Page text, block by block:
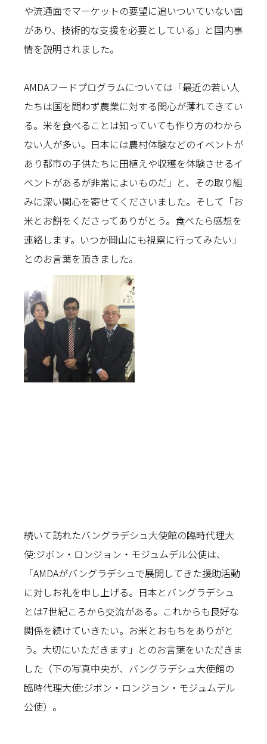
や流通面でマーケットの要望に追いついていない面
があり、技術的な支援を必要としている」と国内事
情を説明されました。
AMDAフードプログラムについては「最近の若い人
たちは国を問わず農業に対する関心が薄れてきてい
る。米を食べることは知っていても作り方のわから
ない人が多い。日本には農村体験などのイベントが
あり都市の子供たちに田植えや収穫を体験させるイ
ベントがあるが非常によいものだ」と、その取り組
みに深い関心を寄せてくださいました。そして「お
米とお餅をくださってありがとう。食べたら感想を
連絡します。いつか岡山にも視察に行ってみたい」
とのお言葉を頂きました。
続いて訪れたバングラデシュ大使館の臨時代理大
使:ジボン・ロンジョン・モジュムデル公使は、
「AMDAがバングラデシュで展開してきた援助活動
に対しお礼を申し上げる。日本とバングラデシュ
とは7世紀ころから交流がある。これからも良好な
関係を続けていきたい。お米とおもちをありがと
う。大切にいただきます」とのお言葉をいただきま
した（下の写真中央が、バングラデシュ大使館の
臨時代理大使:ジボン・ロンジョン・モジュムデル
公使）。